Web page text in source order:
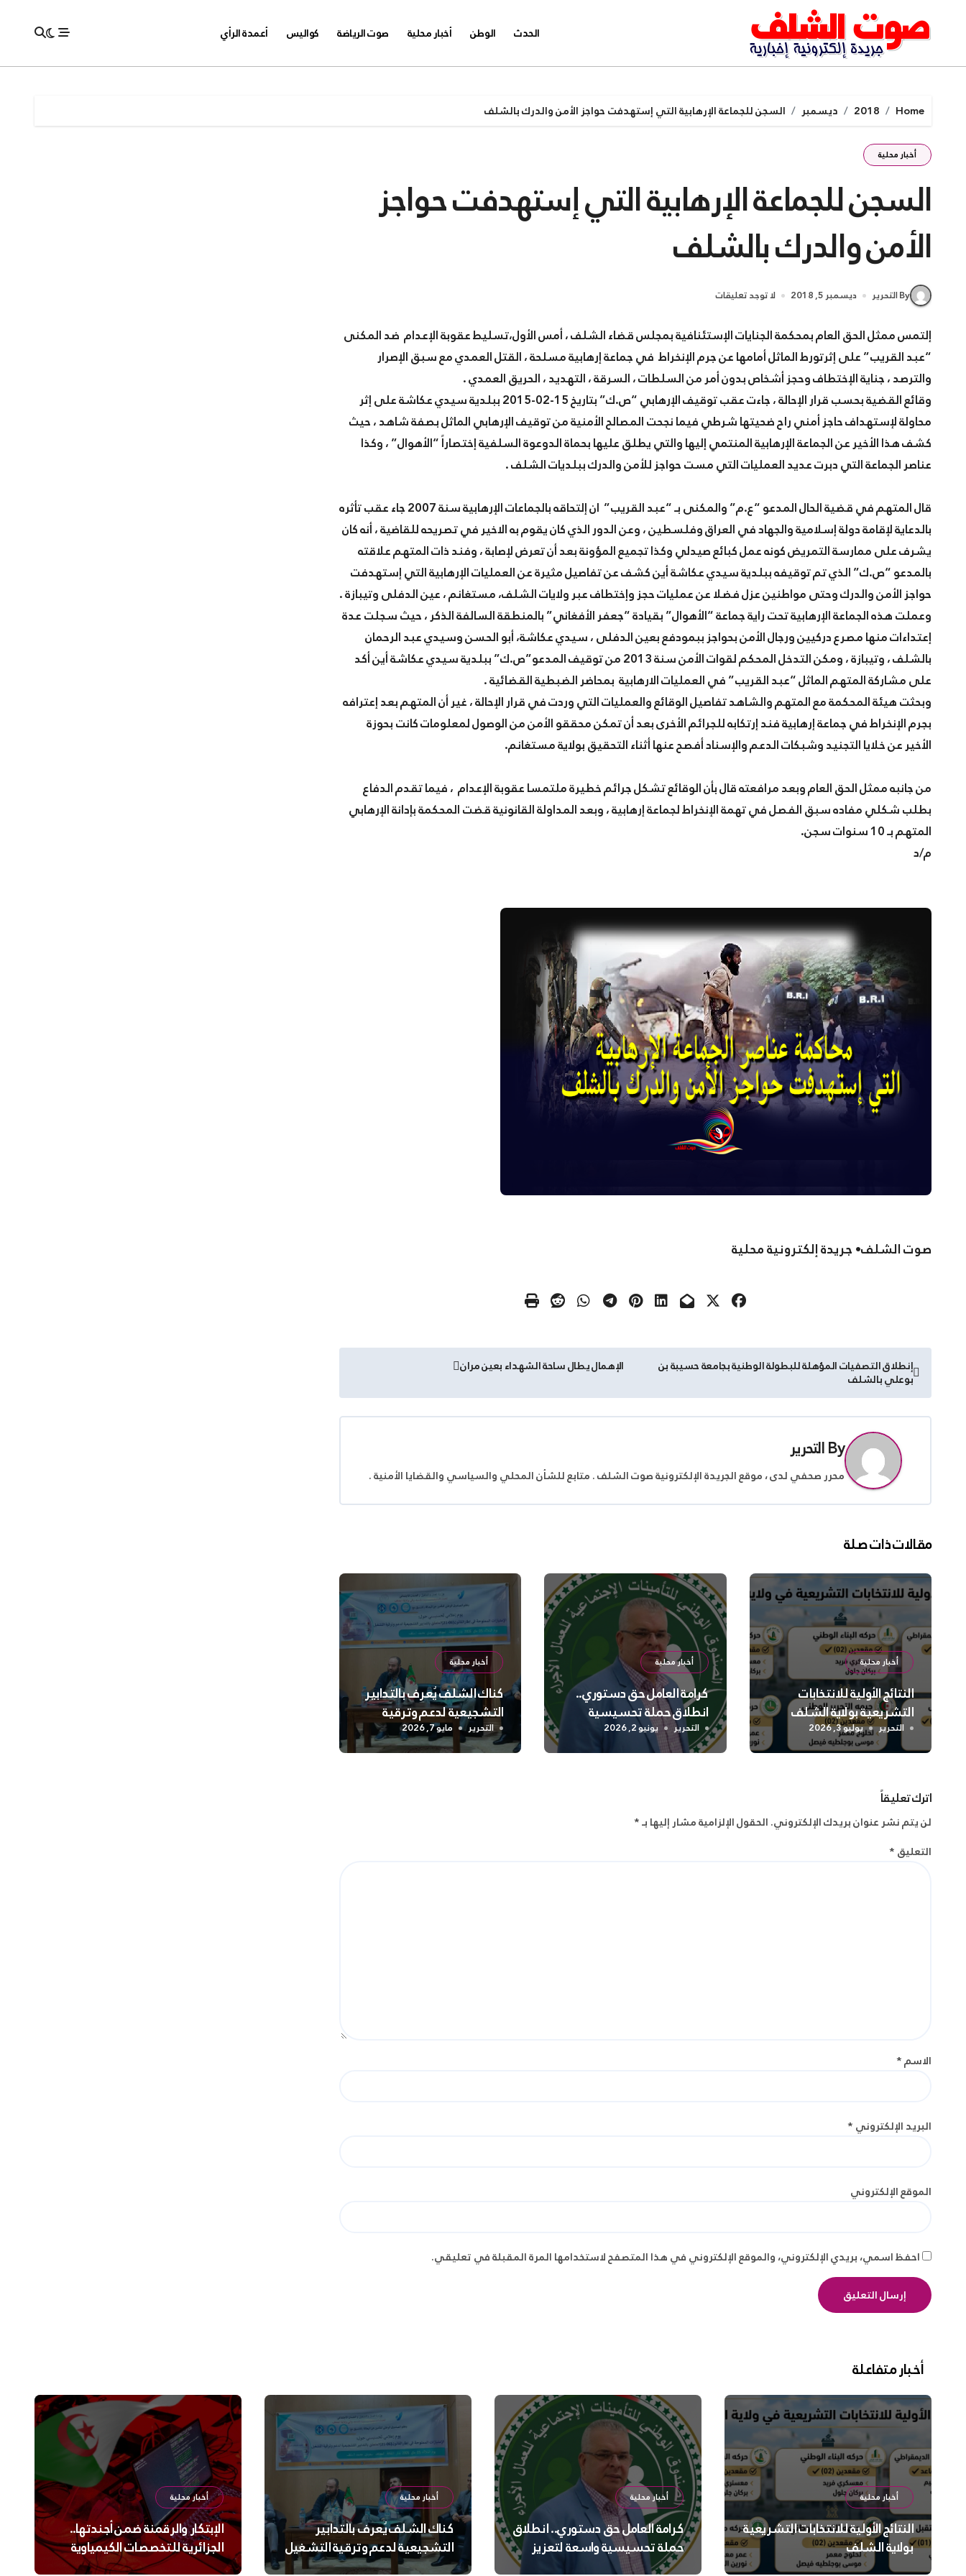
content
الحدث الوطن أخبار محلية صوت الرياضة كواليس أعمدة الرأي
Home
2018 ديسمبر السجن للجماعة الإرهابية التي إستهدفت حواجز الأمن والدرك بالشلف
أخبار محلية
السجن للجماعة الإرهابية التي إستهدفت حواجز
الأمن والدرك بالشلف
By التحرير ديسمبر 5, 2018 لا توجد تعليقات
إلتمس ممثل الحق العام بمحكمة الجنايات الإستئنافية بمجلس قضاء الشلف ، أمس الأول،تسليط عقوبة الإعدام ضد المكنى
“عبد القريب” على إثرتورط الماثل أمامها عن جرم الإنخراط في جماعة إرهابيةمسلحة ، القتل العمدي مع سبق الإصرار
والترصد ، جناية الإختطاف وحجز أشخاص بدون أمر من السلطات ، السرقة ، التهديد ، الحريق العمدي .
وقائع القضية بحسب قرار الإحالة ، جاءت عقب توقيف الإرهابي “ص.ك” بتاريخ 15-02-2015 ببلدية سيدي عكاشة على إثر
محاولة لإستهداف حاجز أمني راح ضحيتها شرطي فيما نجحت المصالح الأمنية من توقيف الإرهابي الماثل بصفة شاهد ، حيث
كشف هذا الأخير عن الجماعة الإرهابية المنتمي إليها والتي يطلق عليها بحماة الدوعوة السلفية إختصاراً “الأهوال” ، وكذا
عناصر الجماعة التي دبرت عديد العمليات التي مست حواجز للأمن والدرك ببلديات الشلف .
قال المتهم في قضية الحال المدعو “ع.م” والمكنى بـ “عبد القريب” ان إلتحاقه بالجماعات الإرهابية سنة 2007 جاء عقب تأثره
بالدعاية لإقامة دولة إسلامية والجهاد في العراق وفلسطين ، وعن الدور الذي كان يقوم به الاخير في تصريحه للقاضية ، أنه كان
يشرف على ممارسة التمريض كونه عمل كبائع صيدلي وكذا تجميع المؤونة بعد أن تعرض لإصابة ، وفند ذات المتهم علاقته
بالمدعو “ص.ك” الذي تم توقيفه ببلدية سيدي عكاشة أين كشف عن تفاصيل مثيرة عن العمليات الإرهابية التي إستهدفت
حواجز الأمن والدرك وحتى مواطنين عزل فضلا عن عمليات حجز وإختطاف عبر ولايات الشلف، مستغانم ، عين الدفلى وتيبازة .
وعملت هذه الجماعة الإرهابية تحت راية جماعة “الأهوال” بقيادة “جعفر الأفغاني” بالمنطقة السالفة الذكر ، حيث سجلت عدة
إعتداءات منها مصرع دركيين ورجال الأمن بحواجز ببمودفع بعين الدفلى ، سيدي عكاشة، أبو الحسن وسيدي عبد الرحمان
بالشلف ، وتيبازة ، ومكن التدخل المحكم لقوات الأمن سنة 2013 من توقيف المدعو”ص.ك” ببلدية سيدي عكاشة أين أكد
على مشاركة المتهم الماثل “عبد القريب” في العمليات الارهابية بمحاضر الضبطية القضائية .
وبحثت هيئة المحكمة مع المتهم والشاهد تفاصيل الوقائع والعمليات التي وردت في قرار الإحالة ، غير أن المتهم بعد إعترافه
بجرم الإنخراط في جماعة إرهابية فند إرتكابه للجرائم الأخرى بعد أن تمكن محققو الأمن من الوصول لمعلومات كانت بحوزة
الأخير عن خلايا التجنيد وشبكات الدعم والإسناد أفصح عنها أثناء التحقيق بولاية مستغانم.
من جانبه ممثل الحق العام وبعد مرافعته قال بأن الوقائع تشكل جرائم خطيرة ملتمسا عقوبة الإعدام ، فيما تقدم الدفاع
بطلب شكلي مفاده سبق الفصل في تهمة الإنخراط لجماعة إرهابية ، وبعد المداولة القانونية قضت المحكمة بإدانة الإرهابي
المتهم بـ 10 سنوات سجن.
م/د
صوت الشلف• جريدة إلكترونية محلية
تصفّح
المقالات
إنطلاق التصفيات المؤهلة للبطولة الوطنية بجامعة حسيبة بن
بوعلي بالشلف
الإهمال يطال ساحة الشهداء بعين مران
Byالتحرير
محرر صحفي لدى ، موقع الجريدة الإلكترونية صوت الشلف . متابع للشأن المحلي والسياسي والقضايا الأمنية .
مقالات ذات صلة
أخبار محلية
النتائج الأولية للانتخابات
التشريعية بولاية الشلف
التحرير يوليو 3, 2026
أخبار محلية
كرامة العامل حق دستوري..
انطلاق حملة تحسيسية
واسعة لتعزيز السلامة
الجسدية والنفسية بالشلف
التحرير يونيو 2, 2026
أخبار محلية
كناك الشلف يُعرف بالتدابير
التشجيعية لدعم وترقية
التشغيل
التحرير مايو 7, 2026
اترك تعليقاً
لن يتم نشر عنوان بريدك الإلكتروني.الحقول الإلزامية مشار إليها بـ*
التعليق*
الاسم*
البريد الإلكتروني*
الموقع الإلكتروني
احفظ اسمي، بريدي الإلكتروني، والموقع الإلكتروني في هذا المتصفح لاستخدامها المرة المقبلة في تعليقي.
أخبار متفاعلة
أخبار محلية
النتائج الأولية للانتخابات التشريعية
بولاية الشلف
أخبار محلية
كرامة العامل حق دستوري.. انطلاق
حملة تحسيسية واسعة لتعزيز
السلامة الجسدية والنفسية
أخبار محلية
كناك الشلف يُعرف بالتدابير
التشجيعية لدعم وترقية التشغيل
أخبار محلية
الإبتكار والرقمنة ضمن أجندتها..
الجزائرية للتخصصات الكيمياوية
ترعى تحدي الإبتكار الجزائري